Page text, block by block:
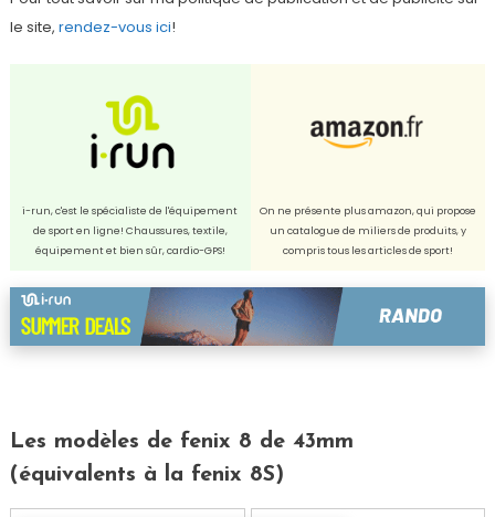
le site, rendez-vous ici!
i-run, c'est le spécialiste de l'équipement
de sport en ligne! Chaussures, textile,
équipement et bien sûr, cardio-GPS!
On ne présente plus amazon, qui propose
un catalogue de miliers de produits, y
compris tous les articles de sport!
Les modèles de fenix 8 de 43mm
(équivalents à la fenix 8S)